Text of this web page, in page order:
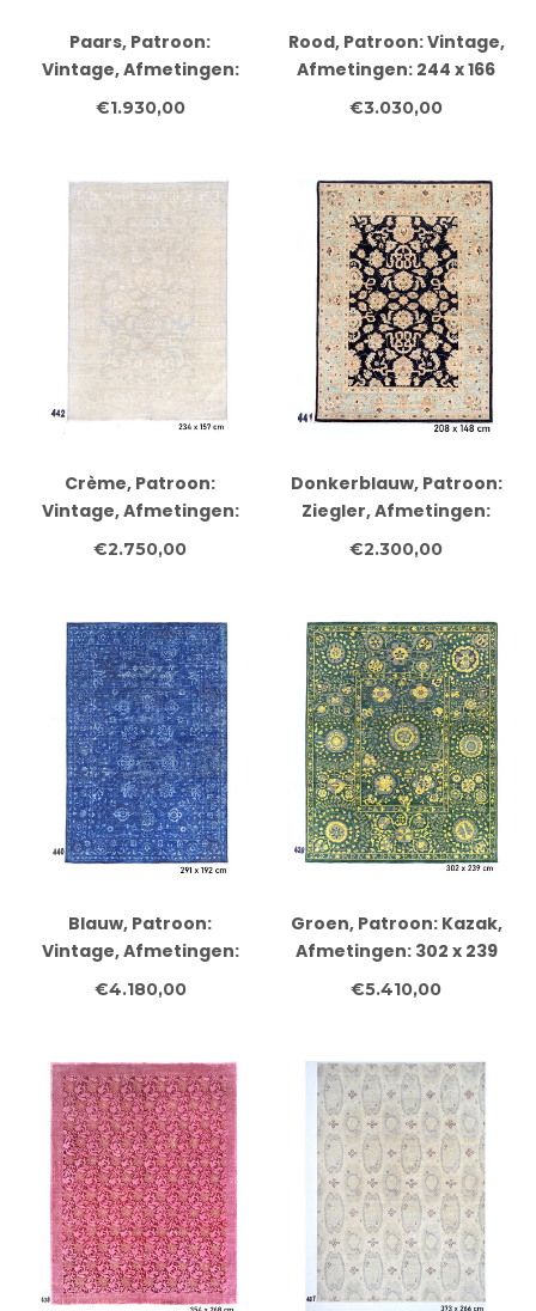
Paars, Patroon:
Vintage, Afmetingen:
190 x 136 cm
€1.930,00
Rood, Patroon: Vintage,
Afmetingen: 244 x 166
cm
€3.030,00
Crème, Patroon:
Vintage, Afmetingen:
234 x 157 cm
€2.750,00
Donkerblauw, Patroon:
Ziegler, Afmetingen:
208 x 148 cm
€2.300,00
Blauw, Patroon:
Vintage, Afmetingen:
291 x 192 cm
€4.180,00
Groen, Patroon: Kazak,
Afmetingen: 302 x 239
cm
€5.410,00